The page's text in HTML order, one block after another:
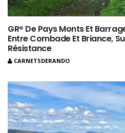
GR® De Pays Monts Et
Entre Combade Et Briance,
Résistance
CARNETSDERANDO